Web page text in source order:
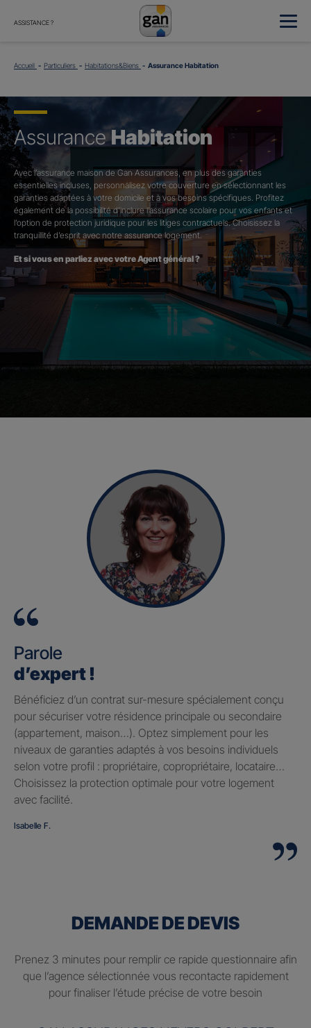
ASSISTANCE ?
Accueil Particuliers Habitations&Biens Assurance Habitation
AssuranceHabitation
Avec l’assurance maison de Gan Assurances, en plus des garanties
essentielles incluses, personnalisez votre couverture en sélectionnant les
garanties adaptées à votre domicile et à vos besoins spécifiques. Profitez
également de la possibilité d’inclure l’assurance scolaire pour vos enfants et
l’option de protection juridique pour les litiges contractuels. Choisissez la
tranquillité d’esprit avec notre assurance logement.
Et si vous en parliez avec votre Agent général ?
Parole
d’expert !
Bénéficiez d’un contrat sur-mesure spécialement conçu
pour sécuriser votre résidence principale ou secondaire
(appartement, maison…). Optez simplement pour les
niveaux de garanties adaptés à vos besoins individuels
selon votre profil : propriétaire, copropriétaire, locataire…
Choisissez la protection optimale pour votre logement
avec facilité.
Isabelle F.
DEMANDE DE DEVIS
Prenez 3 minutes pour remplir ce rapide questionnaire afin
que l’agence sélectionnée vous recontacte rapidement
pour finaliser l’étude précise de votre besoin